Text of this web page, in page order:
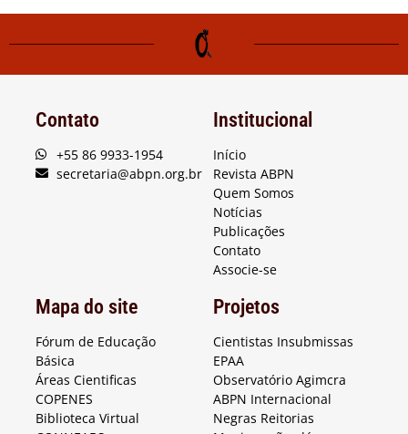
Contato
+55 86 9933-1954
secretaria@abpn.org.br
Institucional
Início
Revista ABPN
Quem Somos
Notícias
Publicações
Contato
Associe-se
Mapa do site
Fórum de Educação
Básica
Áreas Cientificas
COPENES
Biblioteca Virtual
Projetos
Cientistas Insubmissas
EPAA
Observatório Agimcra
ABPN Internacional
Negras Reitorias